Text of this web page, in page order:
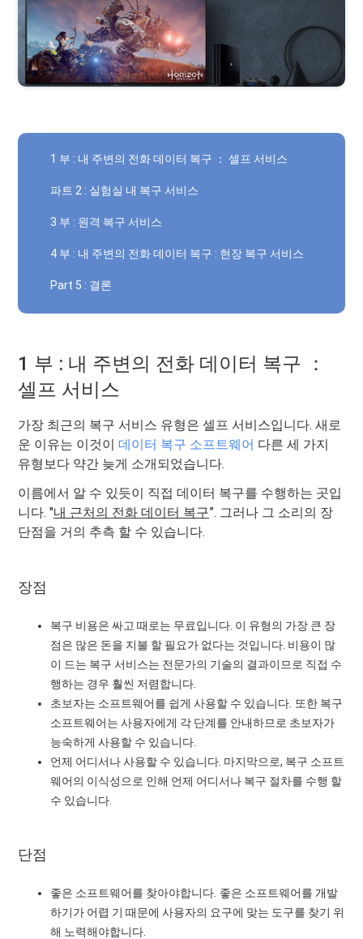
1 부 : 내 주변의 전화 데이터 복구 ： 셀프 서비스
파트 2 : 실험실 내 복구 서비스
3 부 : 원격 복구 서비스
4 부 : 내 주변의 전화 데이터 복구 : 현장 복구 서비스
Part 5 : 결론
1 부 : 내 주변의 전화 데이터 복구 ：
셀프 서비스
가장 최근의 복구 서비스 유형은 셀프 서비스입니다. 새로
운 이유는 이것이데이터 복구 소프트웨어 다른 세 가지
유형보다 약간 늦게 소개되었습니다.
이름에서 알 수 있듯이 직접 데이터 복구를 수행하는 곳입
니다. "내 근처의 전화 데이터 복구”. 그러나 그 소리의 장
단점을 거의 추측 할 수 있습니다.
장점
복구 비용은 싸고 때로는 무료입니다. 이 유형의 가장 큰 장
점은 많은 돈을 지불 할 필요가 없다는 것입니다. 비용이 많
이 드는 복구 서비스는 전문가의 기술의 결과이므로 직접 수
행하는 경우 훨씬 저렴합니다.
초보자는 소프트웨어를 쉽게 사용할 수 있습니다 또한 복구
소프트웨어는 사용자에게 각 단계를 안내하므로 초보자가
능숙하게 사용할 수 있습니다.
언제 어디서나 사용할 수 있습니다. 마지막으로, 복구 소프트
웨어의 이식성으로 인해 언제 어디서나 복구 절차를 수행 할
수 있습니다.
단점
좋은 소프트웨어를 찾아야합니다 좋은 소프트웨어를 개발
하기가 어렵 기 때문에 사용자의 요구에 맞는 도구를 찾기 위
해 노력해야합니다.